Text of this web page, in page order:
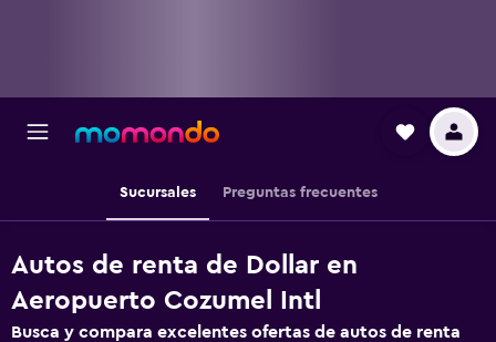
Sucursales Preguntas frecuentes
Autos de renta de Dollar en
Aeropuerto Cozumel Intl
Busca y compara excelentes ofertas de autos de renta